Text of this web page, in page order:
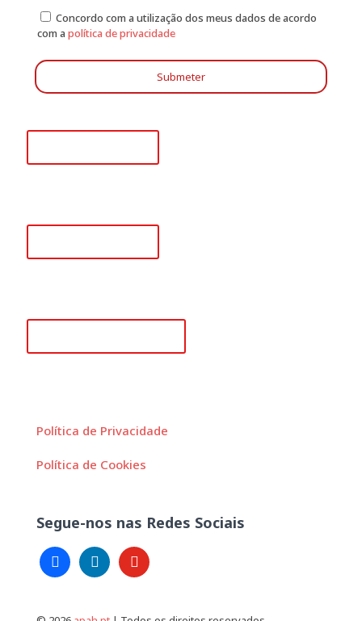
Concordo com a utilização dos meus dados de acordo
com a política de privacidade
Política de Privacidade
Política de Cookies
Segue-nos nas Redes Sociais
facebooklinkedin youtube